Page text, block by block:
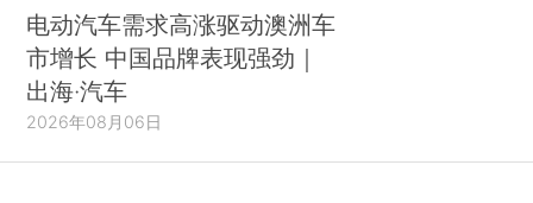
电动汽车需求高涨驱动澳洲车
市增长 中国品牌表现强劲｜
出海·汽车
2026年08月06日